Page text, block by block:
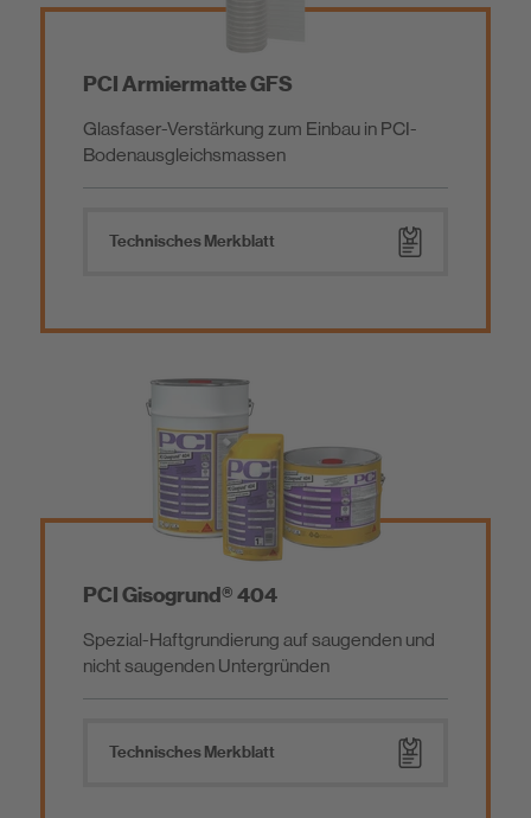
Baukleber / Montagemörtel
Mörtelzusätze, Nachbehandlungs- und Trennmittel
Schiffsausbauprodukte
PCI Armiermatte GFS
Glasfaser-Verstärkung zum Einbau in PCI-
Bodenausgleichsmassen
Technisches Merkblatt
PCI Gisogrund® 404
Spezial-Haftgrundierung auf saugenden und
nicht saugenden Untergründen
Technisches Merkblatt